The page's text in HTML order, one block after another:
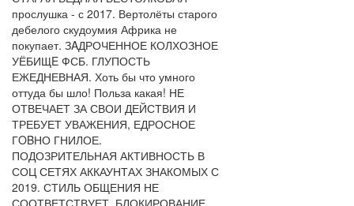
прослушка - с 2017. Вертолёты старого
дебелого скудоумия Африка не
покупает. ЗAДРОЧЕННОЕ КОЛХОЗНОЕ
УЁБИЩE ФСБ. ГЛУПОСТЬ
ЕЖЕДНЕВНАЯ. Хоть бы что умного
оттуда бы шло! Польза какая! НЕ
ОТВЕЧАЕТ ЗА СВОИ ДЕЙСТВИЯ И
ТРЕБУЕТ УВАЖЕНИЯ, ЕДРОСНОЕ
ГOBНО ГНИЛОЕ.
ПОДОЗРИТЕЛЬНАЯ АКТИВНОСТЬ В
СОЦ СЕТЯХ АККАУНТАХ ЗНАКОМЫХ С
2019. СТИЛЬ ОБЩЕНИЯ НЕ
СООТВЕТСТВУЕТ. БЛОКИРОВАНИЕ